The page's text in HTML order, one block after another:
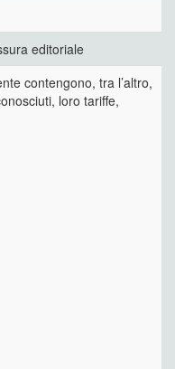
editoriale
contengono, tra l’altro,
loro tariffe,